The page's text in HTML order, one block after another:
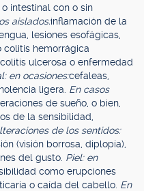
intestinal con o sin
aislados:inflamación de la
lesiones esofágicas,
colitis hemorrágica
ulcerosa o enfermedad
en ocasiones:cefaleas,
ligera. En casos
de sueño, o bien,
de la sensibilidad,
de los sentidos:
(visión borrosa, diplopía),
del gusto. Piel: en
como erupciones
o caída del cabello. En